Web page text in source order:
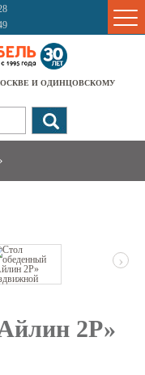
И ОДИНЦОВСКОМУ
›
2Р»